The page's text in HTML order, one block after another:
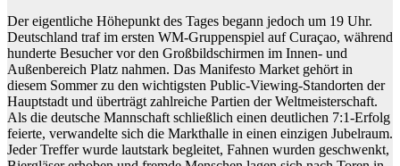
Der eigentliche Höhepunkt des Tages begann jedoch um 19 Uhr.
Deutschland traf im ersten WM-Gruppenspiel auf Curaçao, während
hunderte Besucher vor den Großbildschirmen im Innen- und
Außenbereich Platz nahmen. Das Manifesto Market gehört in
diesem Sommer zu den wichtigsten Public-Viewing-Standorten der
Hauptstadt und überträgt zahlreiche Partien der Weltmeisterschaft.
Als die deutsche Mannschaft schließlich einen deutlichen 7:1-Erfolg
feierte, verwandelte sich die Markthalle in einen einzigen Jubelraum.
Jeder Treffer wurde lautstark begleitet, Fahnen wurden geschwenkt,